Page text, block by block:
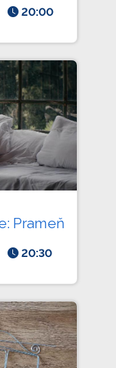
20:00
Prameň
20:30